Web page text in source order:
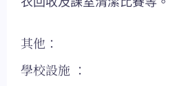
其他：
學校設施 ：